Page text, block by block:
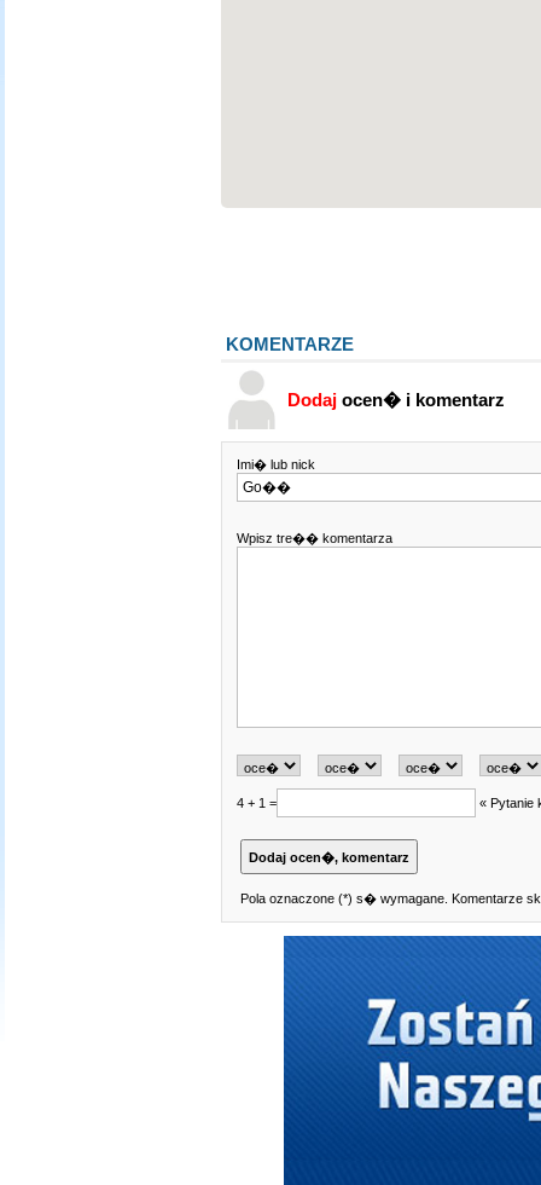
KOMENTARZE
Dodajocen� i komentarz
Imi� lub nick
Wpisz tre�� komentarza
4 + 1 = « Pytanie
Pola oznaczone (*) s� wymagane. Komentarze